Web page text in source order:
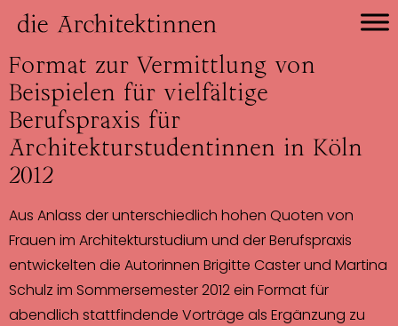
Format zur Vermittlung von
Beispielen für vielfältige
Berufspraxis für
Architekturstudentinnen in Köln
2012
Aus Anlass der unterschiedlich hohen Quoten von
Frauen im Architekturstudium und der Berufspraxis
entwickelten die Autorinnen Brigitte Caster und Martina
Schulz im Sommersemester 2012 ein Format für
abendlich stattfindende Vorträge als Ergänzung zu